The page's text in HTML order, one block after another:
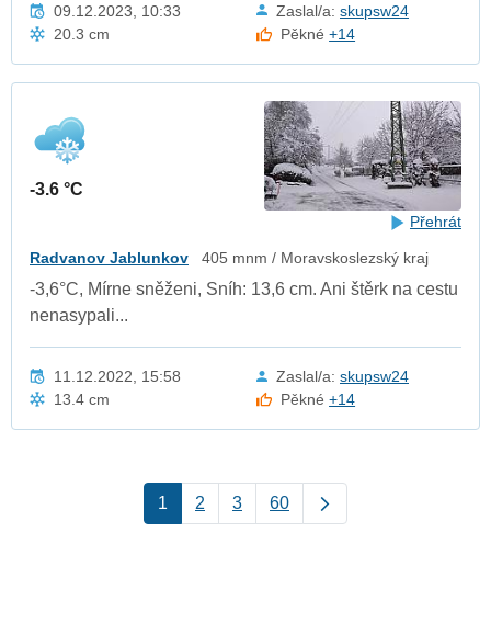
09.12.2023, 10:33 Zaslal/a: skupsw24
20.3 cm
Pěkné+14
-3.6 °C
Přehrát
Radvanov Jablunkov 405 mnm / Moravskoslezský kraj
-3,6°C, Mírne sněženi, Sníh: 13,6 cm. Ani štěrk na cestu
nenasypali...
11.12.2022, 15:58 Zaslal/a: skupsw24
13.4 cm
Pěkné+14
1 2 3 60